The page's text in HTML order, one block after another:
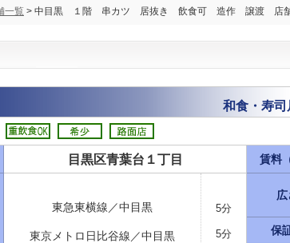
一覧 > 中目黒 １階 串カツ 居抜き 飲食可 造作 譲渡 店舗
和食・寿司
目黒区青葉台１丁目 賃料
東急東横線／中目黒
東京メトロ日比谷線／中目黒
5分
5分 保